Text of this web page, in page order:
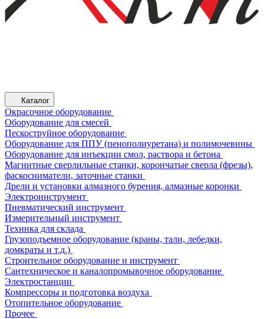
Каталог
Окрасочное оборудование
Оборудование для смесей
Пескоструйное оборудование
Оборудование для ППУ (пенополиуретана) и полимочевины
Оборудование для инъекции смол, раствора и бетона
Магнитные сверлильные станки, корончатые сверла (фрезы),
фаскосниматели, заточные станки
Дрели и установки алмазного бурения, алмазные коронки
Электроинструмент
Пневматический инструмент
Измерительный инструмент
Техника для склада
Грузоподъемное оборудование (краны, тали, лебедки,
домкраты и т.д.)
Строительное оборудование и инструмент
Сантехническое и каналопромывочное оборудование
Электростанции
Компрессоры и подготовка воздуха
Отопительное оборудование
Прочее